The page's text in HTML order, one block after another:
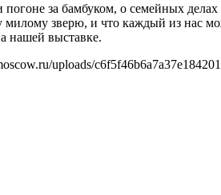
погоне за бамбуком, о семейных
зверю, и что каждый из нас
нашей выставке.
uploads/